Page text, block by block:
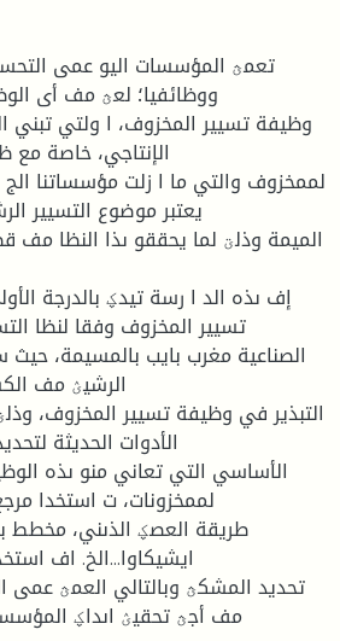
تعمؿ المؤسسات اليو عمى
ووظائفيا؛ لعؿ مف أى
وظيفة تسيير المخزوف، ا ولتي تبني
الإنتاجي، خاصة مع
لممخزوف والتي ما ا زلت مؤسساتنا الج
يعتبر موضوع التسيير
الميمة وذلؾ لما يحققو ىذا النظا
إف ىذه الد ا رسة تيدؼ بالدرجة
تسيير المخزوف وفقا لنظا
الصناعية مغرب بايب بالمسيمة،
الرشيؽ مف
التبذير في وظيفة تسيير المخزوف،
الأدوات الحديثة
الأساسي التي تعاني منو ىذه
ايشيكاوا...الخ. اف
تحديد المشكؿ وبالتالي العمؿ عمى
مف أجؿ تحقيؽ اىداؼ